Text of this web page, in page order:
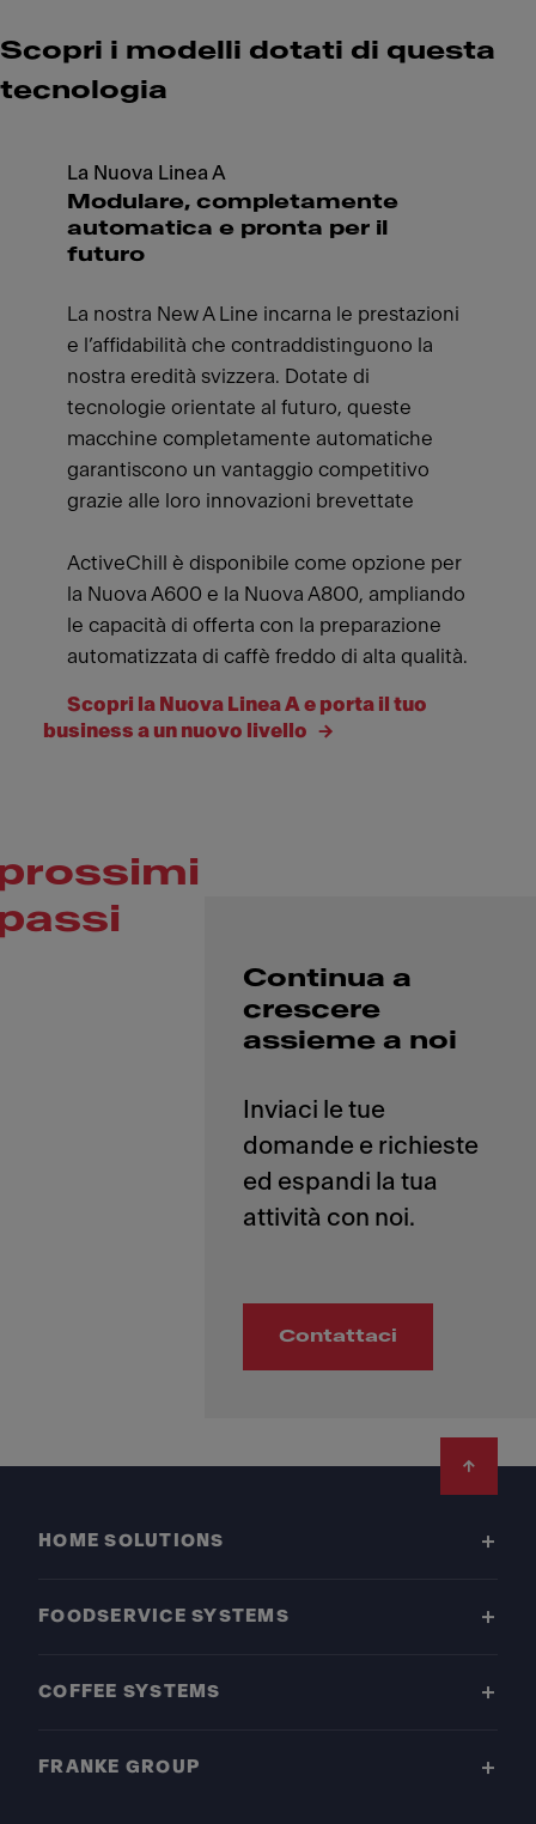
Scopri i modelli dotati di questa
tecnologia
La Nuova Linea A
Modulare, completamente
automatica e pronta per il
futuro
La nostra New A Line incarna le prestazioni
e l’affidabilità che contraddistinguono la
nostra eredità svizzera. Dotate di
tecnologie orientate al futuro, queste
macchine completamente automatiche
garantiscono un vantaggio competitivo
grazie alle loro innovazioni brevettate
ActiveChill è disponibile come opzione per
la Nuova A600 e la Nuova A800, ampliando
le capacità di offerta con la preparazione
automatizzata di caffè freddo di alta qualità.
Scopri la Nuova Linea A e porta il tuo
business a un nuovo livello
Continua a
crescere
assieme a noi
Inviaci le tue
domande e richieste
ed espandi la tua
Contattaci
HOME SOLUTIONS
FOODSERVICE SYSTEMS
COFFEE SYSTEMS
FRANKE GROUP